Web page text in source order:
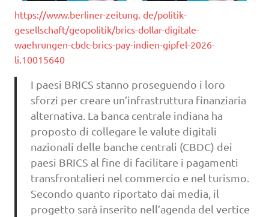
https://www.berliner-zeitung. de/politik-
gesellschaft/geopolitik/brics-dollar-digitale-
waehrungen-cbdc-brics-pay-indien-gipfel-2026-
li.10015640
I paesi BRICS stanno proseguendo i loro
sforzi per creare un’infrastruttura finanziaria
alternativa. La banca centrale indiana ha
proposto di collegare le valute digitali
nazionali delle banche centrali (CBDC) dei
paesi BRICS al fine di facilitare i pagamenti
transfrontalieri nel commercio e nel turismo.
Secondo quanto riportato dai media, il
progetto sarà inserito nell’agenda del vertice